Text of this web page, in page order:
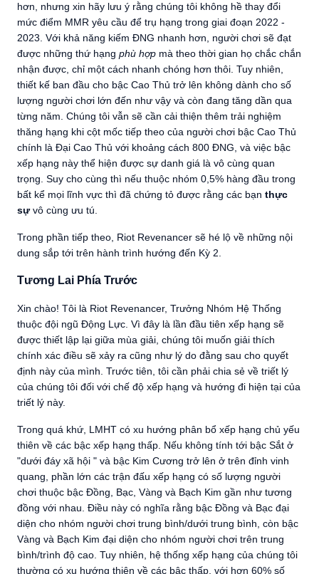
hơn, nhưng xin hãy lưu ý rằng chúng tôi không hề thay đổi
mức điểm MMR yêu cầu để trụ hạng trong giai đoạn 2022 -
2023. Với khả năng kiếm ĐNG nhanh hơn, người chơi sẽ đạt
được những thứ hạng phù hợp mà theo thời gian họ chắc chắn
nhận được, chỉ một cách nhanh chóng hơn thôi. Tuy nhiên,
thiết kế ban đầu cho bậc Cao Thủ trở lên không dành cho số
lượng người chơi lớn đến như vậy và còn đang tăng dần qua
từng năm. Chúng tôi vẫn sẽ cần cải thiện thêm trải nghiệm
thăng hạng khi cột mốc tiếp theo của người chơi bậc Cao Thủ
chính là Đại Cao Thủ với khoảng cách 800 ĐNG, và việc bậc
xếp hạng này thể hiện được sự danh giá là vô cùng quan
trọng. Suy cho cùng thì nếu thuộc nhóm 0,5% hàng đầu trong
bất kể mọi lĩnh vực thì đã chứng tỏ được rằng các bạn thực
sựvô cùng ưu tú.
Trong phần tiếp theo, Riot Revenancer sẽ hé lộ về những nội
dung sắp tới trên hành trình hướng đến Kỳ 2.
Tương Lai Phía Trước
Xin chào! Tôi là Riot Revenancer, Trưởng Nhóm Hệ Thống
thuộc đội ngũ Động Lực. Vì đây là lần đầu tiên xếp hạng sẽ
được thiết lập lại giữa mùa giải, chúng tôi muốn giải thích
chính xác điều sẽ xảy ra cũng như lý do đằng sau cho quyết
định này của mình. Trước tiên, tôi cần phải chia sẻ về triết lý
của chúng tôi đối với chế độ xếp hạng và hướng đi hiện tại của
triết lý này.
Trong quá khứ, LMHT có xu hướng phân bổ xếp hạng chủ yếu
thiên về các bậc xếp hạng thấp. Nếu không tính tới bậc Sắt ở
"dưới đáy xã hội " và bậc Kim Cương trở lên ở trên đỉnh vinh
quang, phần lớn các trận đấu xếp hạng có số lượng người
chơi thuộc bậc Đồng, Bạc, Vàng và Bạch Kim gần như tương
đồng với nhau. Điều này có nghĩa rằng bậc Đồng và Bạc đại
diện cho nhóm người chơi trung bình/dưới trung bình, còn bậc
Vàng và Bạch Kim đại diện cho nhóm người chơi trên trung
bình/trình độ cao. Tuy nhiên, hệ thống xếp hạng của chúng tôi
thường có xu hướng thiên về các bậc thấp, với hơn 60% số